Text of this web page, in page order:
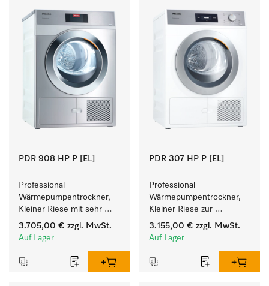
PDR 908 HP P [EL]
Professional
Wärmepumpentrockner,
Kleiner Riese mit sehr
geringem
Energieverbrauch und
Füllgewicht 8 kg.
3.705,00 € zzgl. MwSt.
Auf Lager
PDR 307 HP P [EL]
Professional
Wärmepumpentrockner,
Kleiner Riese zur
einfachen und flexiblen
Aufstellung ohne
3.155,00 € zzgl. MwSt.
Auf Lager